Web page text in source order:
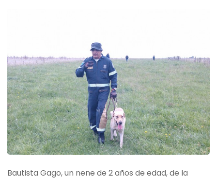
Bautista Gago, un nene de 2 años de edad, de la